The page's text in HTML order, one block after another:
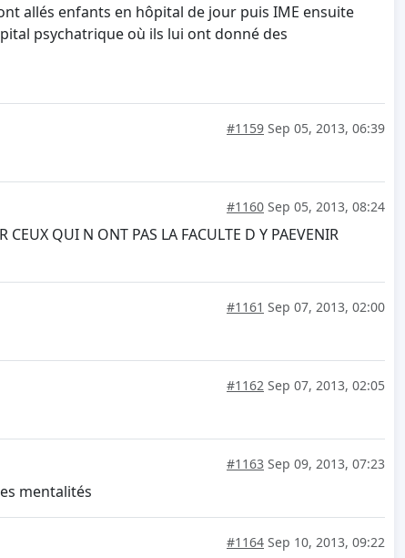
allés enfants en hôpital de jour puis IME ensuite
psychatrique où ils lui ont donné des
#1159 Sep 05, 2013, 06:39
#1160 Sep 05, 2013, 08:24
QUI N ONT PAS LA FACULTE D Y PAEVENIR
#1161 Sep 07, 2013, 02:00
#1162 Sep 07, 2013, 02:05
#1163 Sep 09, 2013, 07:23
mentalités
#1164 Sep 10, 2013, 09:22